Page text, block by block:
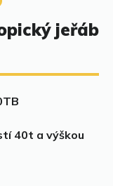
jeřáb
40t a výškou